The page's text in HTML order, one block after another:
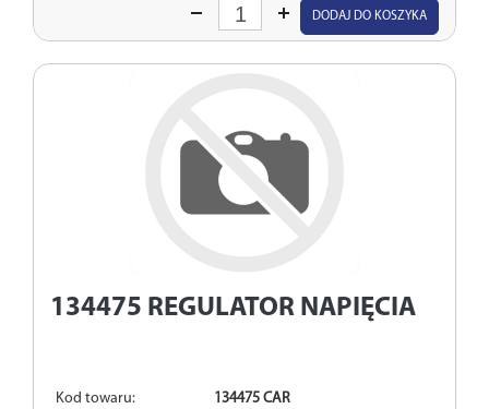
Wprowadź
DODAJ DO KOSZYKA
134475 REGULATOR NAPIĘCIA
Kod towaru: 134475 CAR